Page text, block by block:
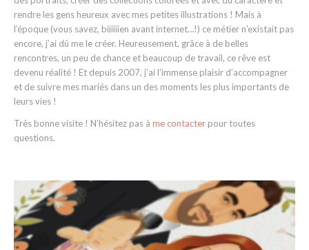
des portraits, créer des collections colorées et avec du caractère et
rendre les gens heureux avec mes petites illustrations ! Mais à
l’époque (vous savez, biiiiiien avant internet…!) ce métier n’existait pas
encore, j’ai dû me le créer. Heureusement, grâce à de belles
rencontres, un peu de chance et beaucoup de travail, ce rêve est
devenu réalité ! Et depuis 2007, j’ai l’immense plaisir d’accompagner
et de suivre mes mariés dans un des moments les plus importants de
leurs vies !
Très bonne visite ! N’hésitez pas à me contacter pour toutes
questions.